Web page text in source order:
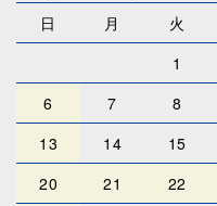
日
月 火
1
6
7 8
13
14 15
20
21 22